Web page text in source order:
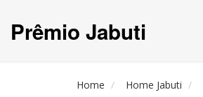
Prêmio Jabuti
Home Home Jabuti